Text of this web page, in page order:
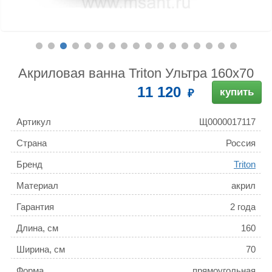
Акриловая ванна Triton Ультра 160x70
11 120 купить
Артикул Щ0000017117
Страна Россия
Бренд Triton
Материал акрил
Гарантия 2 года
Длина, см 160
Ширина, см 70